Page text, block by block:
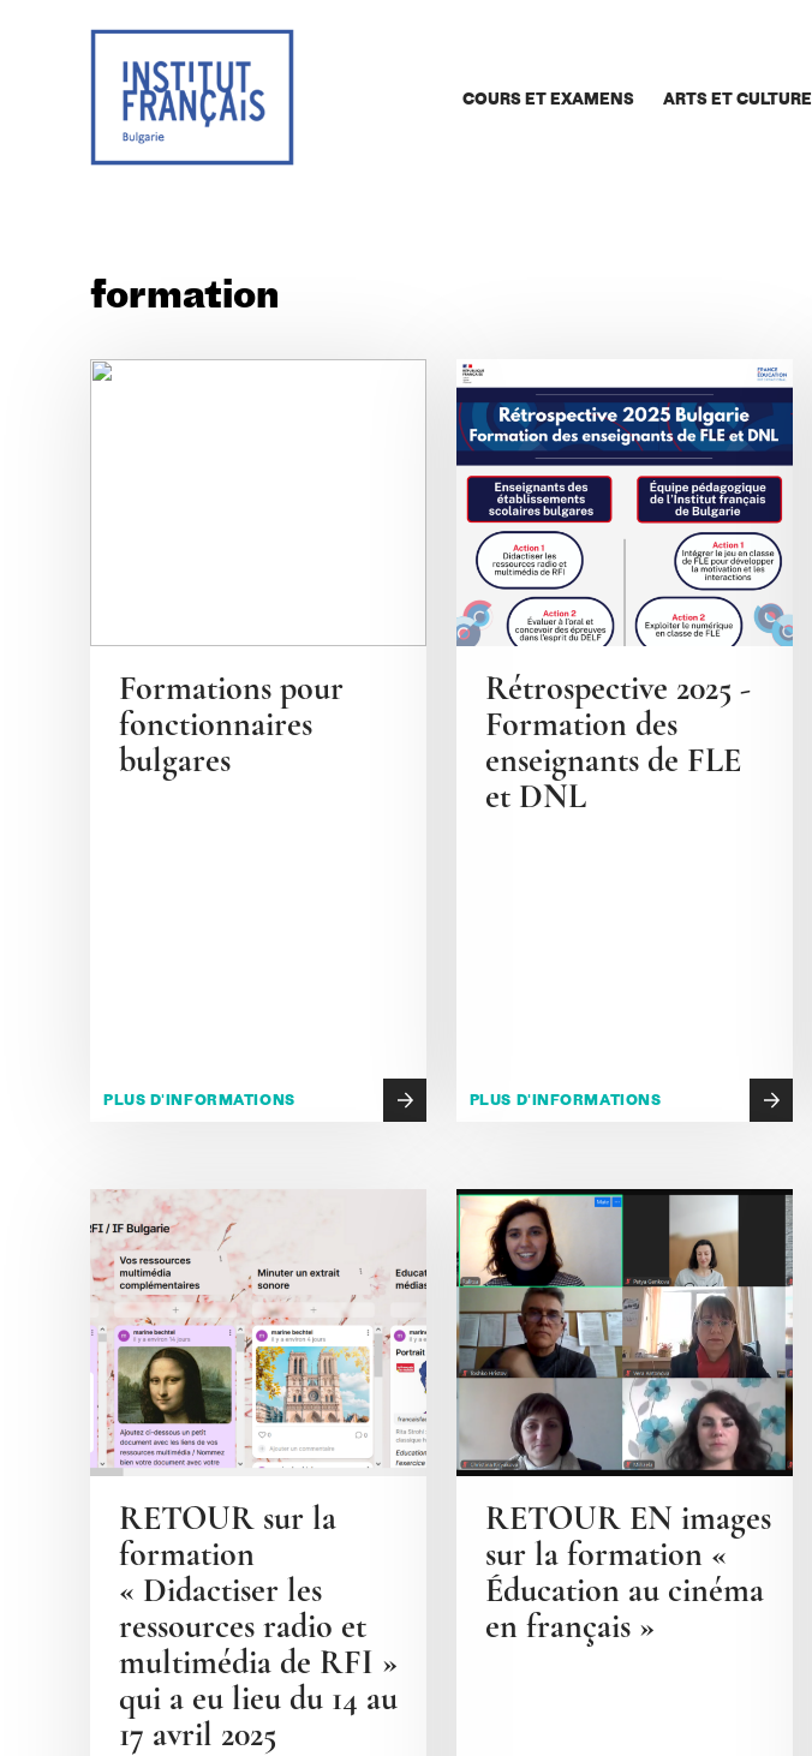
COURS ET EXAMENS ARTS ET CULTURE
formation
Formations pour
fonctionnaires
bulgares
PLUS D'INFORMATIONS
Rétrospective 2025 -
Formation des
enseignants de FLE
et DNL
PLUS D'INFORMATIONS
RETOUR sur la
formation
« Didactiser les
ressources radio et
multimédia de RFI »
qui a eu lieu du 14 au
17 avril 2025
RETOUR EN images
sur la formation «
Éducation au cinéma
en français »